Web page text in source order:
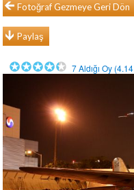
Fotoğraf Gezmeye Geri Dön
Paylaş
7Aldığı Oy (4.14